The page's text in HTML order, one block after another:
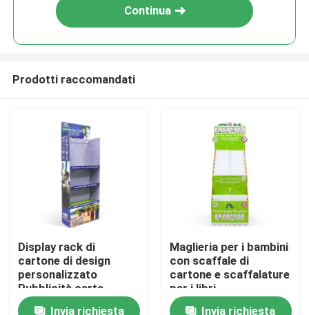
Prodotti
Video
Continua
Prodotti raccomandati
Display rack di
cartone di design
personalizzato
Pubblicità carta
promozionale
Invia richiesta
Maglieria per i bambini
con scaffale di
cartone e scaffalature
per i libri
Invia richiesta